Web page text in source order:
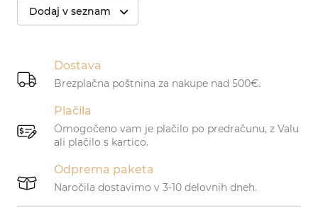
Dodaj v seznam
Dostava
Brezplačna poštnina za nakupe nad 500€.
Plačila
Omogočeno vam je plačilo po predračunu, z Valu
ali plačilo s kartico.
Odprema paketa
Naročila dostavimo v 3-10 delovnih dneh.